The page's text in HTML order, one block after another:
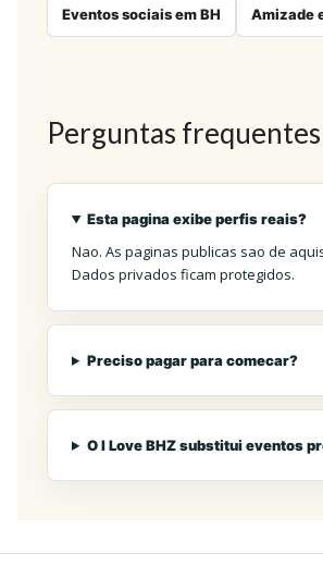
Eventos sociais em BH Amizade
Perguntas frequentes
Esta pagina exibe perfis reais?
Nao. As paginas publicas sao de
Dados privados ficam protegidos.
Preciso pagar para comecar?
O I Love BHZ substitui eventos